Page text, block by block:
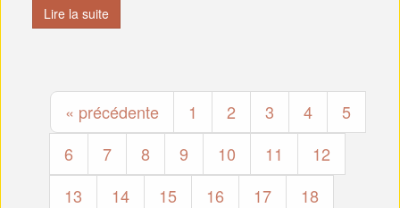
Lire la suite
« précédente 1 2 3 4
5
6
7 8 9 10 11
12
13
14 15 16 17
18